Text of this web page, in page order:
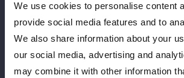
We use cookies to personalise content
provide social media features and to
We also share information about your
our social media, advertising and
may combine it with other information
ともに今年の５・21後楽園でデビューした